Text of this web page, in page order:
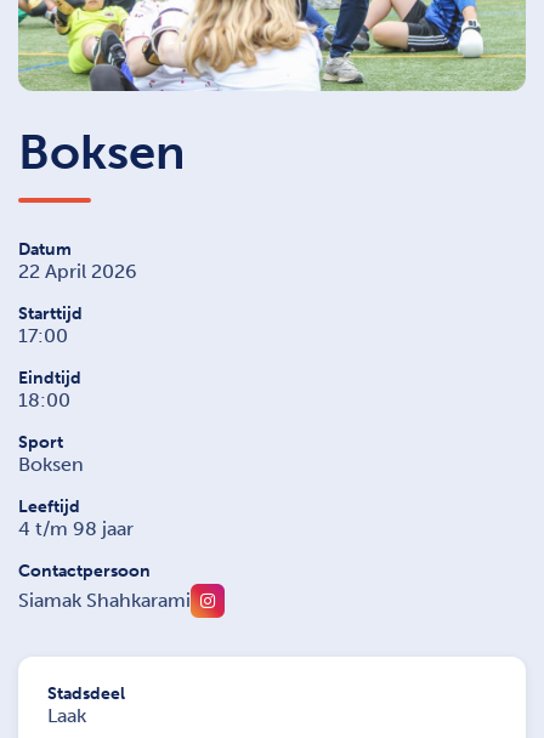
Boksen
Datum
22 April 2026
Starttijd
17:00
Eindtijd
18:00
Sport
Boksen
Leeftijd
4 t/m 98 jaar
Contactpersoon
Siamak Shahkarami
Stadsdeel
Laak